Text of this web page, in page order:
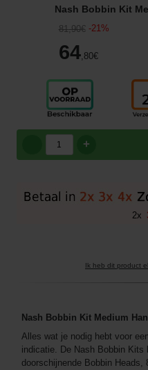
Nash Bobbin Kit
81,90€ -21%
64,80€
+
2x
Ik heb dit product
Nash Bobbin Kit Medium
Alles wat je nodig hebt voor
indicatie. De Nash Bobbin Kits
doorschijnende Bobbin